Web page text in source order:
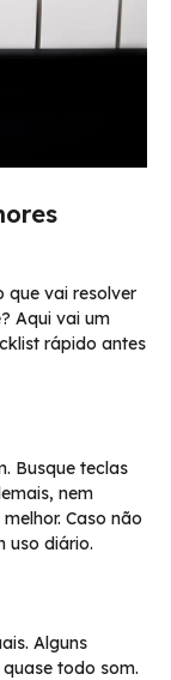
que vai resolver
Aqui vai um
rápido antes
Busque teclas
nem
Caso não
uso diário.
Alguns
todo som.